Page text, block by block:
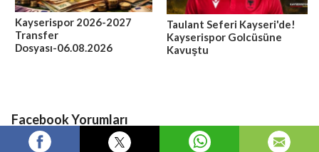
Kayserispor 2026-2027
Transfer
Dosyası-06.08.2026
Taulant Seferi Kayseri'de!
Kayserispor Golcüsüne
Kavuştu
Facebook Yorumları